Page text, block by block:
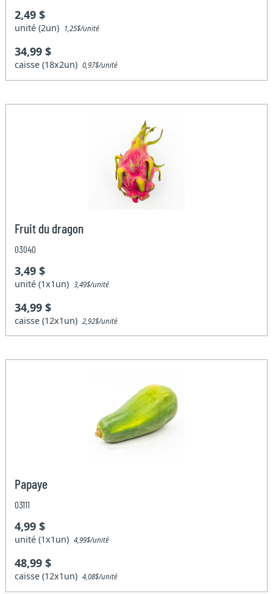
2,49 $
unité (2un) 1,25$/unité
34,99 $
caisse (18x2un)0,97$/unité
Fruit du dragon
03040
3,49 $
unité (1x1un)3,49$/unité
34,99 $
caisse (12x1un)2,92$/unité
Papaye
03111
4,99 $
unité (1x1un)4,99$/unité
48,99 $
caisse (12x1un)4,08$/unité